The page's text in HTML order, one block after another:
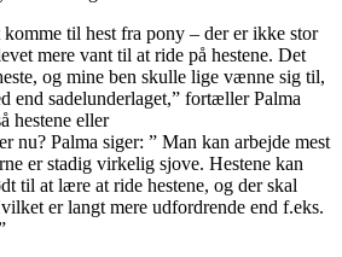
til hest fra pony – der er ikke stor
mere vant til at ride på hestene. Det
og mine ben skulle lige vænne sig til,
end sadelunderlaget,” fortæller Palma
hestene eller
nu? Palma siger: ” Man kan arbejde mest
er stadig virkelig sjove. Hestene kan
til at lære at ride hestene, og der skal
er langt mere udfordrende end f.eks.